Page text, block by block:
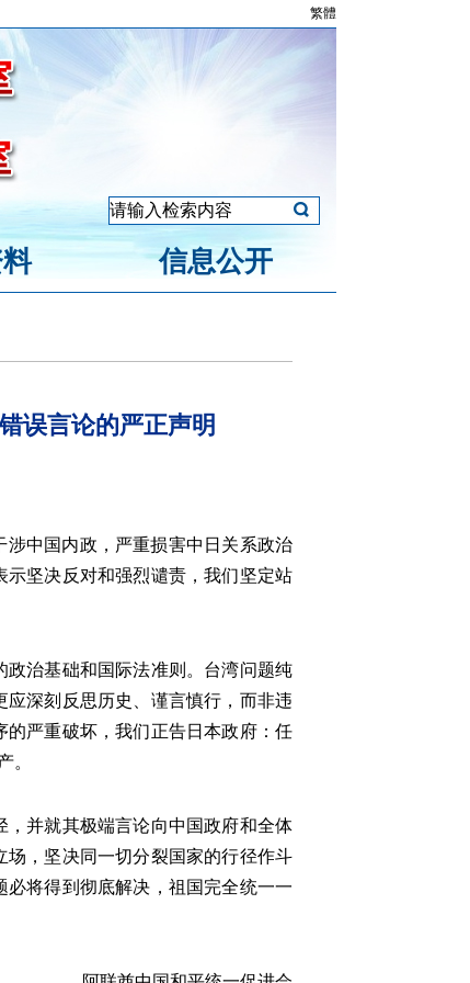
繁體
信息公开
误言论的严正声明
中国内政，严重损害中日关系政治
坚决反对和强烈谴责，我们坚定站
治基础和国际法准则。台湾问题纯
深刻反思历史、谨言慎行，而非违
严重破坏，我们正告日本政府：任
。
并就其极端言论向中国政府和全体
，坚决同一切分裂国家的行径作斗
将得到彻底解决，祖国完全统一一